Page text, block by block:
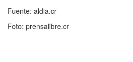
Fuente: aldia.cr
Foto: prensalibre.cr